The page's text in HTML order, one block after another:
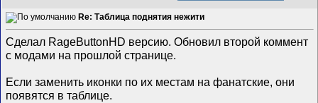
Re: Таблица поднятия нежити
Сделал RageButtonHD версию. Обновил второй коммент
с модами на прошлой странице.
Если заменить иконки по их местам на фанатские, они
появятся в таблице.